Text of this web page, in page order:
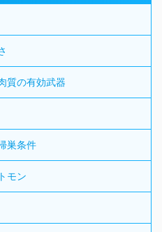
質の有効武器
巣条件
モン